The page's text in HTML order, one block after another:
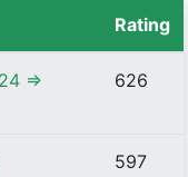
Rating
=>
626
597